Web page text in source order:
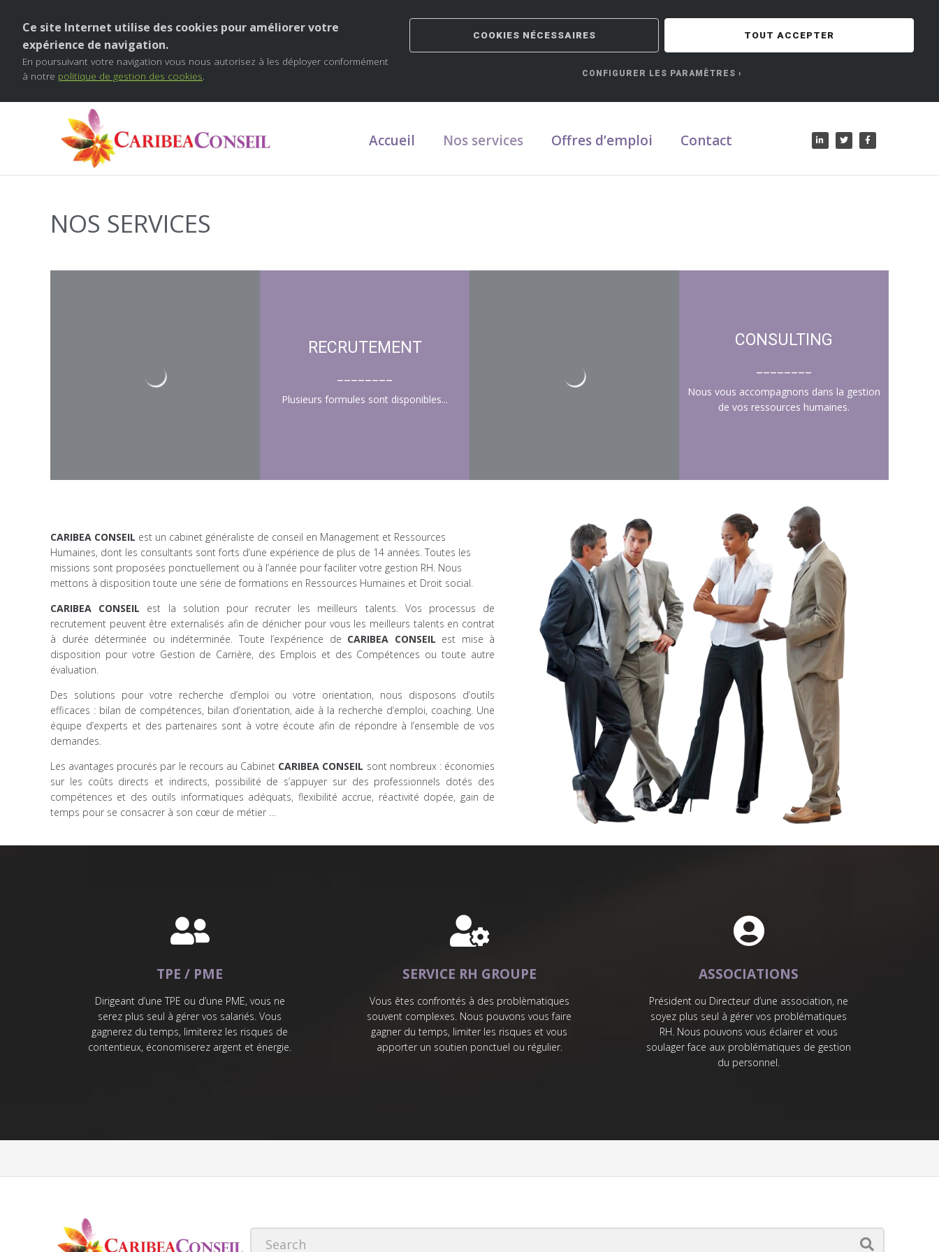
Accueil Nos services Offres d’emploi Contact
NOS SERVICES
RECRUTEMENT
Plusieurs formules sont disponibles...
________
CONSULTING
Nous vous accompagnons dans la gestion
de vos ressources humaines.
CARIBEA CONSEIL est un cabinet généraliste de conseil en Management et Ressources
Humaines, dont les consultants sont forts d’une expérience de plus de 14 années. Toutes les
missions sont proposées ponctuellement ou à l’année pour faciliter votre gestion RH. Nous
mettons à disposition toute une série de formations en Ressources Humaines et Droit social.
CARIBEA CONSEIL est la solution pour recruter les meilleurs talents. Vos processus de
recrutement peuvent être externalisés afin de dénicher pour vous les meilleurs talents en contrat
à durée déterminée ou indéterminée. Toute l’expérience de CARIBEA CONSEIL est mise à
disposition pour votre Gestion de Carrière, des Emplois et des Compétences ou toute autre
évaluation.
Des solutions pour votre recherche d’emploi ou votre orientation, nous disposons d’outils
efficaces : bilan de compétences, bilan d’orientation, aide à la recherche d’emploi, coaching. Une
équipe d’experts et des partenaires sont à votre écoute afin de répondre à l’ensemble de vos
demandes.
Les avantages procurés par le recours au Cabinet CARIBEA CONSEIL sont nombreux : économies
sur les coûts directs et indirects, possibilité de s’appuyer sur des professionnels dotés des
compétences et des outils informatiques adéquats, flexibilité accrue, réactivité dopée, gain de
temps pour se consacrer à son cœur de métier …
TPE / PME
Dirigeant d’une TPE ou d’une PME, vous ne
serez plus seul à gérer vos salariés. Vous
gagnerez du temps, limiterez les risques de
contentieux, économiserez argent et énergie.
SERVICE RH GROUPE
Vous êtes confrontés à des problèmatiques
souvent complexes. Nous pouvons vous faire
gagner du temps, limiter les risques et vous
apporter un soutien ponctuel ou régulier.
ASSOCIATIONS
Président ou Directeur d’une association, ne
soyez plus seul à gérer vos problématiques
RH. Nous pouvons vous éclairer et vous
soulager face aux problématiques de gestion
du personnel.
Ce site Internet utilise des cookies pour améliorer votre
expérience de navigation.
En poursuivant votre navigation vous nous autorisez à les déployer conformément
à notre politique de gestion des cookies.
COOKIES NÉCESSAIRES TOUT ACCEPTER
CONFIGURER LES PARAMÈTRES